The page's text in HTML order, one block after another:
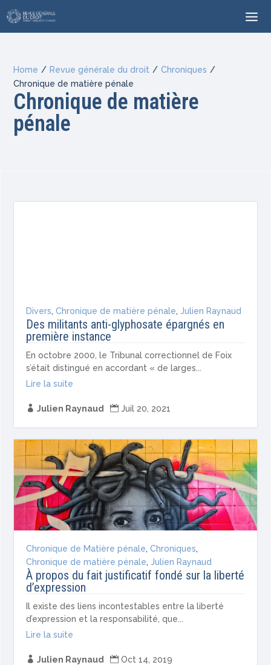
Home / Revue générale du droit / Chroniques /
Chronique de matière pénale
Chronique de matière
pénale
Divers,Chronique de matière pénale,Julien Raynaud
Des militants anti-glyphosate épargnés en
première instance
En octobre 2000, le Tribunal correctionnel de Foix
s’était distingué en accordant « de larges...
Lire la suite
 Julien Raynaud  Juil 20, 2021
Chronique de Matière pénale,Chroniques,
Chronique de matière pénale,Julien Raynaud
À propos du fait justificatif fondé sur la liberté
d’expression
Il existe des liens incontestables entre la liberté
d’expression et la responsabilité, que...
Lire la suite
 Julien Raynaud  Oct 14, 2019